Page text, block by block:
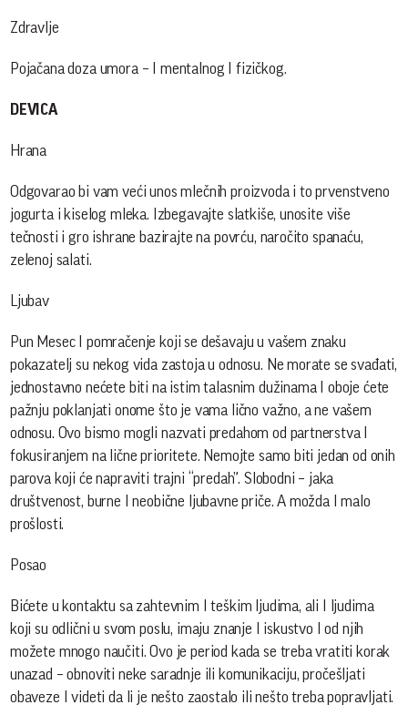
Zdravlje
Pojačana doza umora – I mentalnog I fizičkog.
DEVICA
Hrana
Odgovarao bi vam veći unos mlečnih proizvoda i to prvenstveno
jogurta i kiselog mleka. Izbegavajte slatkiše, unosite više
tečnosti i gro ishrane bazirajte na povrću, naročito spanaću,
zelenoj salati.
Ljubav
Pun Mesec I pomračenje koji se dešavaju u vašem znaku
pokazatelj su nekog vida zastoja u odnosu. Ne morate se svađati,
jednostavno nećete biti na istim talasnim dužinama I oboje ćete
pažnju poklanjati onome što je vama lično važno, a ne vašem
odnosu. Ovo bismo mogli nazvati predahom od partnerstva I
fokusiranjem na lične prioritete. Nemojte samo biti jedan od onih
parova koji će napraviti trajni “predah”. Slobodni – jaka
društvenost, burne I neobične ljubavne priče. A možda I malo
prošlosti.
Posao
Bićete u kontaktu sa zahtevnim I teškim ljudima, ali I ljudima
koji su odlični u svom poslu, imaju znanje I iskustvo I od njih
možete mnogo naučiti. Ovo je period kada se treba vratiti korak
unazad – obnoviti neke saradnje ili komunikaciju, pročešljati
obaveze I videti da li je nešto zaostalo ili nešto treba popravljati.